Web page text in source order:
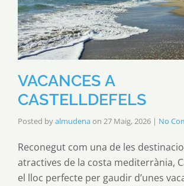
VACANCES A
CASTELLDEFELS
Posted byalmudenaon 27 Maig, 2026 | No
Reconegut com una de les
atractives de la costa mediterrània,
el lloc perfecte per gaudir d’unes